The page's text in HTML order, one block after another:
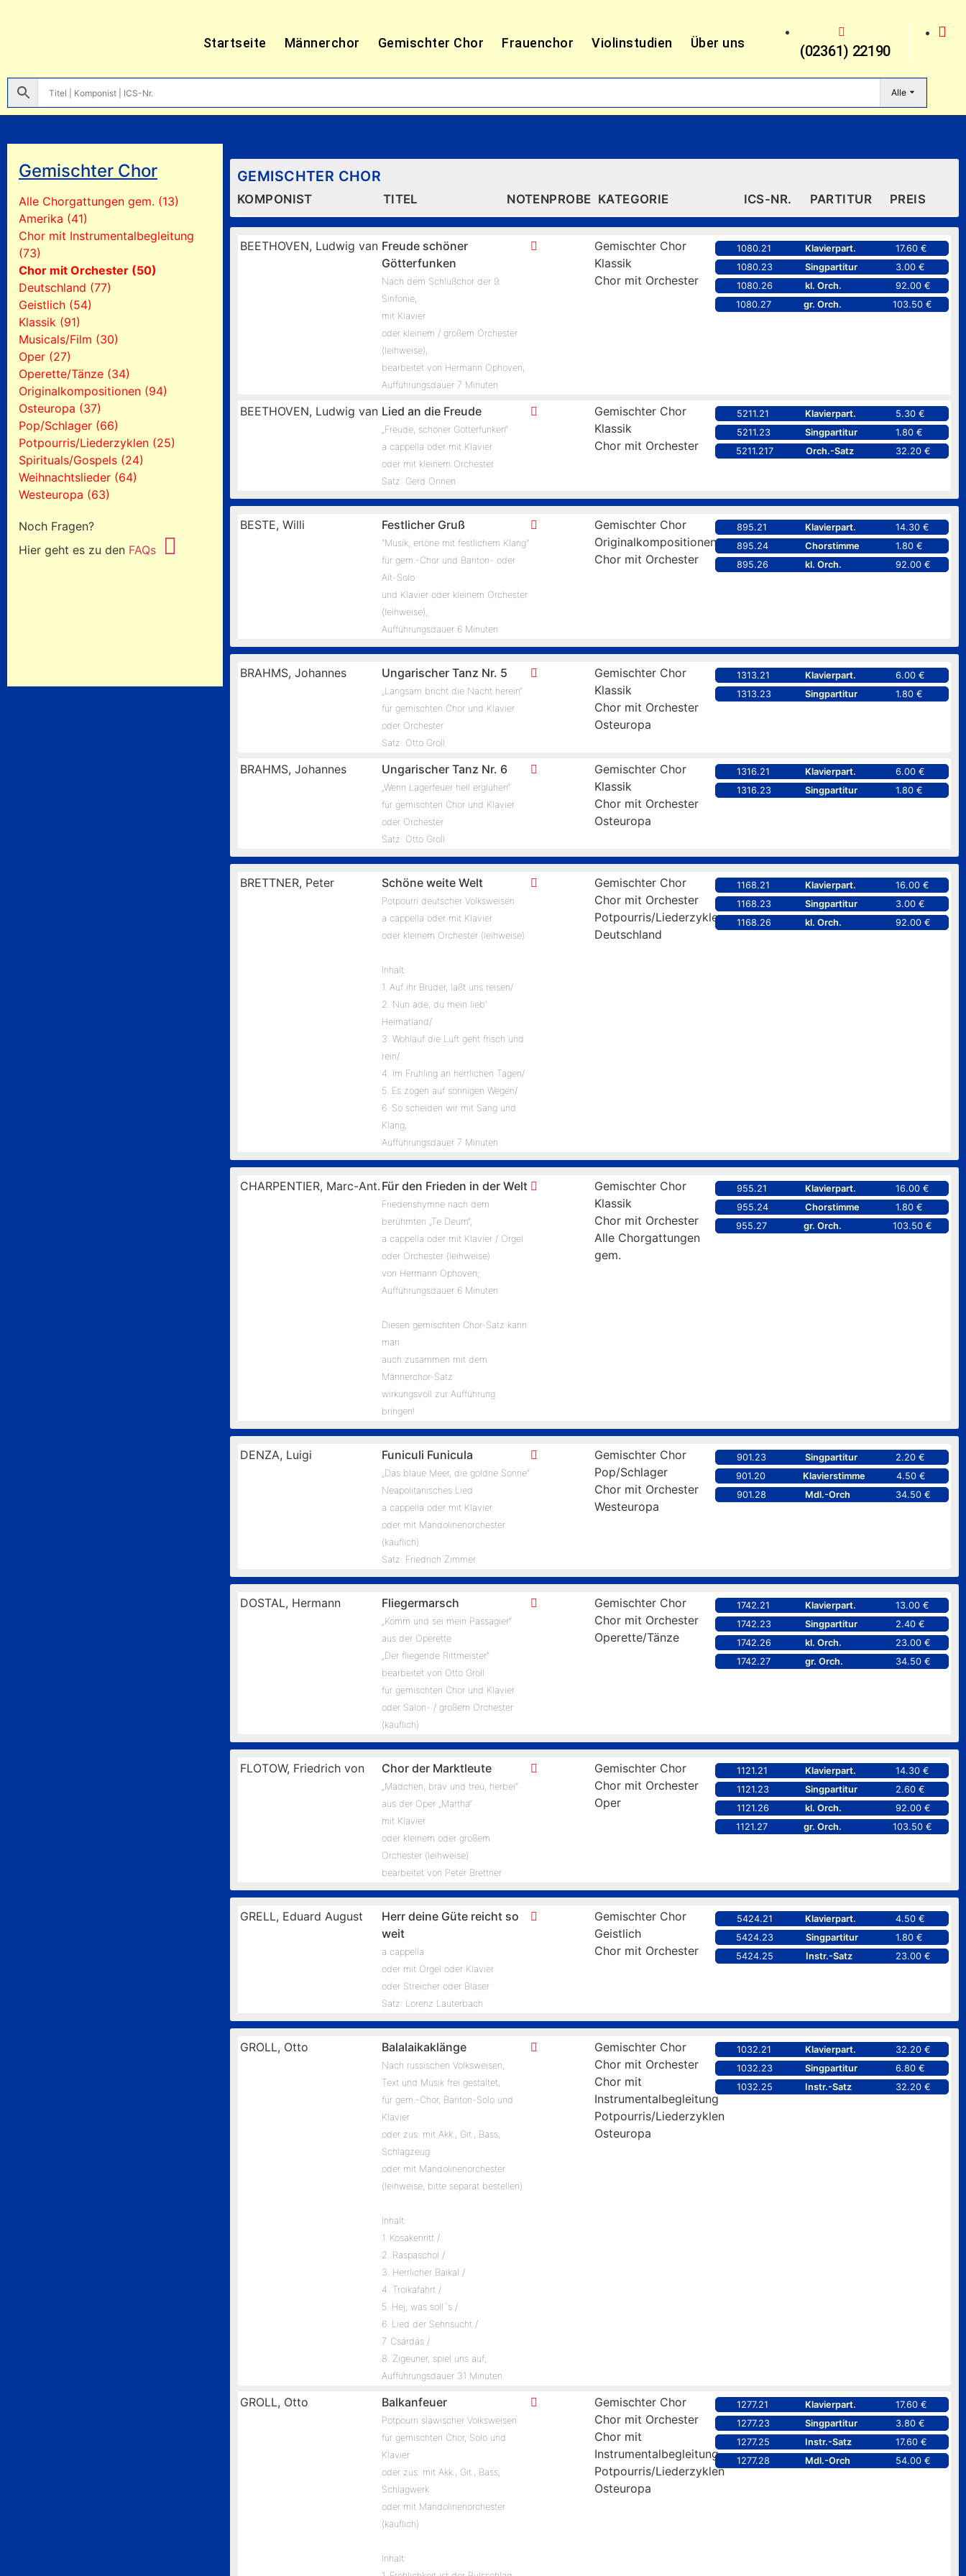
Startseite Männerchor Gemischter Chor Frauenchor Violinstudien Über uns (02361) 22190
Alle
Gemischter Chor
Alle Chorgattungen gem. (13)
Amerika (41)
Chor mit Instrumentalbegleitung
(73)
Chor mit Orchester (50)
Deutschland (77)
Geistlich (54)
Klassik (91)
Musicals/Film (30)
Oper (27)
Operette/Tänze (34)
Originalkompositionen (94)
Osteuropa (37)
Pop/Schlager (66)
Potpourris/Liederzyklen (25)
Spirituals/Gospels (24)
Weihnachtslieder (64)
Westeuropa (63)
Noch Fragen?
Hier geht es zu den FAQs
GEMISCHTER CHOR
KOMPONIST TITEL NOTENPROBE KATEGORIE ICS-NR. PARTITUR PREIS
BEETHOVEN, Ludwig van Freude schöner
Götterfunken
Nach dem Schlußchor der 9.
Sinfonie,
mit Klavier
oder kleinem / großem Orchester
(leihweise),
bearbeitet von Hermann Ophoven,
Aufführungsdauer 7 Minuten
Gemischter Chor
Klassik
Chor mit Orchester
1080.21 Klavierpart.
17.60 €
1080.23
Singpartitur
3.00 €
1080.26
kl. Orch.
92.00 €
1080.27
gr. Orch. 103.50 €
BEETHOVEN, Ludwig van Lied an die Freude
„Freude, schöner Götterfunken“
a cappella oder mit Klavier
oder mit kleinem Orchester
Satz: Gerd Onnen
Gemischter Chor
Klassik
Chor mit Orchester
5211.21 Klavierpart.
5.30 €
5211.23
Singpartitur
1.80 €
5211.217
Orch.-Satz 32.20 €
BESTE, Willi Festlicher Gruß
"Musik, ertöne mit festlichem Klang"
für gem.-Chor und Bariton- oder
Alt-Solo
und Klavier oder kleinem Orchester
(leihweise),
Aufführungsdauer 6 Minuten
Gemischter Chor
Originalkompositionen
Chor mit Orchester
895.21 Klavierpart.
14.30 €
895.24
Chorstimme
1.80 €
895.26
kl. Orch. 92.00 €
BRAHMS, Johannes Ungarischer Tanz Nr. 5
„Langsam bricht die Nacht herein“
für gemischten Chor und Klavier
oder Orchester
Satz: Otto Groll
Gemischter Chor
Klassik
Chor mit Orchester
Osteuropa
1313.21 Klavierpart.
6.00 €
1313.23
Singpartitur 1.80 €
BRAHMS, Johannes Ungarischer Tanz Nr. 6
„Wenn Lagerfeuer hell erglühen“
für gemischten Chor und Klavier
oder Orchester
Satz: Otto Groll
Gemischter Chor
Klassik
Chor mit Orchester
Osteuropa
1316.21 Klavierpart.
6.00 €
1316.23
Singpartitur 1.80 €
BRETTNER, Peter Schöne weite Welt
Potpourri deutscher Volksweisen
a cappella oder mit Klavier
oder kleinem Orchester (leihweise)
Inhalt:
1. Auf ihr Brüder, laßt uns reisen/
2. Nun ade, du mein lieb’
Heimatland/
3. Wohlauf die Luft geht frisch und
rein/
4. Im Frühling an herrlichen Tagen/
5. Es zogen auf sonnigen Wegen/
6. So scheiden wir mit Sang und
Klang;
Aufführungsdauer 7 Minuten
Gemischter Chor
Chor mit Orchester
Potpourris/Liederzyklen
Deutschland
1168.21 Klavierpart.
16.00 €
1168.23
Singpartitur
3.00 €
1168.26
kl. Orch. 92.00 €
CHARPENTIER, Marc-Ant. Für den Frieden in der Welt
Friedenshymne nach dem
berühmten „Te Deum“,
a cappella oder mit Klavier / Orgel
oder Orchester (leihweise)
von Hermann Ophoven;
Aufführungsdauer 6 Minuten
Diesen gemischten Chor-Satz kann
man
auch zusammen mit dem
Männerchor-Satz
wirkungsvoll zur Aufführung
bringen!
Gemischter Chor
Klassik
Chor mit Orchester
Alle Chorgattungen
gem.
955.21 Klavierpart.
16.00 €
955.24
Chorstimme
1.80 €
955.27
gr. Orch. 103.50 €
DENZA, Luigi Funiculi Funicula
„Das blaue Meer, die goldne Sonne“
Neapolitanisches Lied
a cappella oder mit Klavier
oder mit Mandolinenorchester
(käuflich)
Satz: Friedrich Zimmer
Gemischter Chor
Pop/Schlager
Chor mit Orchester
Westeuropa
901.23 Singpartitur
2.20 €
901.20
Klavierstimme
4.50 €
901.28
Mdl.-Orch 34.50 €
DOSTAL, Hermann Fliegermarsch
„Komm und sei mein Passagier“
aus der Operette
„Der fliegende Rittmeister“
bearbeitet von Otto Groll
für gemischten Chor und Klavier
oder Salon- / großem Orchester
(käuflich)
Gemischter Chor
Chor mit Orchester
Operette/Tänze
1742.21 Klavierpart.
13.00 €
1742.23
Singpartitur
2.40 €
1742.26
kl. Orch.
23.00 €
1742.27
gr. Orch. 34.50 €
FLOTOW, Friedrich von Chor der Marktleute
„Mädchen, brav und treu, herbei“
aus der Oper „Martha“
mit Klavier
oder kleinem oder großem
Orchester (leihweise)
bearbeitet von Peter Brettner
Gemischter Chor
Chor mit Orchester
Oper
1121.21 Klavierpart.
14.30 €
1121.23
Singpartitur
2.60 €
1121.26
kl. Orch.
92.00 €
1121.27
gr. Orch. 103.50 €
GRELL, Eduard August
Herr deine Güte reicht so
weit
a cappella
oder mit Orgel oder Klavier
oder Streicher oder Bläser
Satz: Lorenz Lauterbach
Gemischter Chor
Geistlich
Chor mit Orchester
5424.21 Klavierpart.
4.50 €
5424.23
Singpartitur
1.80 €
5424.25
Instr.-Satz 23.00 €
GROLL, Otto Balalaikaklänge
Nach russischen Volksweisen,
Text und Musik frei gestaltet,
für gem.-Chor, Bariton-Solo und
Klavier
oder zus. mit Akk., Git., Bass,
Schlagzeug
oder mit Mandolinenorchester
(leihweise, bitte separat bestellen)
Inhalt:
1. Kosakenritt /
2. Raspaschol /
3. Herrlicher Baikal /
4. Troikafahrt /
5. Hej, was soll´s /
6. Lied der Sehnsucht /
7. Csárdás /
8. Zigeuner, spiel uns auf;
Aufführungsdauer 31 Minuten
Gemischter Chor
Chor mit Orchester
Chor mit
Instrumentalbegleitung
Potpourris/Liederzyklen
Osteuropa
1032.21 Klavierpart.
32.20 €
1032.23
Singpartitur
6.80 €
1032.25
Instr.-Satz 32.20 €
GROLL, Otto Balkanfeuer
Potpourri slawischer Volksweisen
für gemischten Chor, Solo und
Klavier
oder zus. mit Akk., Git., Bass,
Schlagwerk
oder mit Mandolinenorchester
(käuflich)
Inhalt:
Gemischter Chor
Chor mit Orchester
Chor mit
Instrumentalbegleitung
Potpourris/Liederzyklen
Osteuropa
1277.21 Klavierpart.
17.60 €
1277.23
Singpartitur
3.80 €
1277.25
Instr.-Satz
17.60 €
1277.28
Mdl.-Orch 54.00 €